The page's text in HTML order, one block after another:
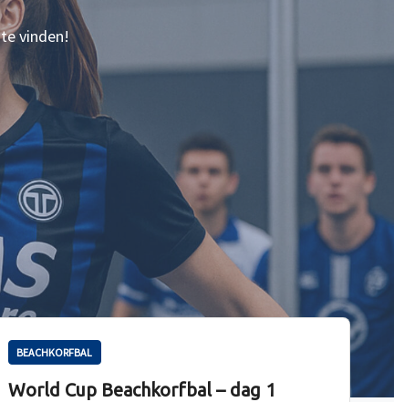
vinden!
BEACHKORFBAL
World Cup Beachkorfbal – dag 1